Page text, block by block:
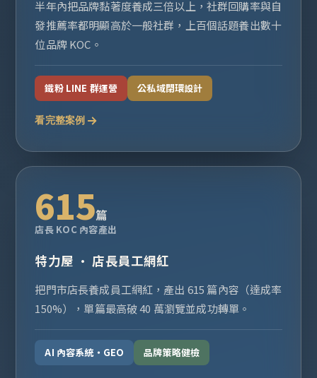
半年內把品牌黏著度養成三倍以上，社群回購率與自
發推薦率都明顯高於一般社群，上百個話題養出數十
位品牌 KOC。
鐵粉 LINE 群運營 公私域閉環設計
看完整案例
615篇
店長 KOC 內容產出
特力屋 · 店長員工網紅
把門市店長養成員工網紅，產出 615 篇內容（達成率
150%），單篇最高破 40 萬瀏覽並成功轉單。
AI 內容系統・GEO 品牌策略健檢